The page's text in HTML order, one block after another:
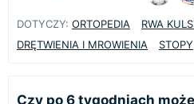
DOTYCZY: ORTOPEDIA RWA
DRĘTWIENIA I MROWIENIA
STOPY
Czy po 6 tygodniach